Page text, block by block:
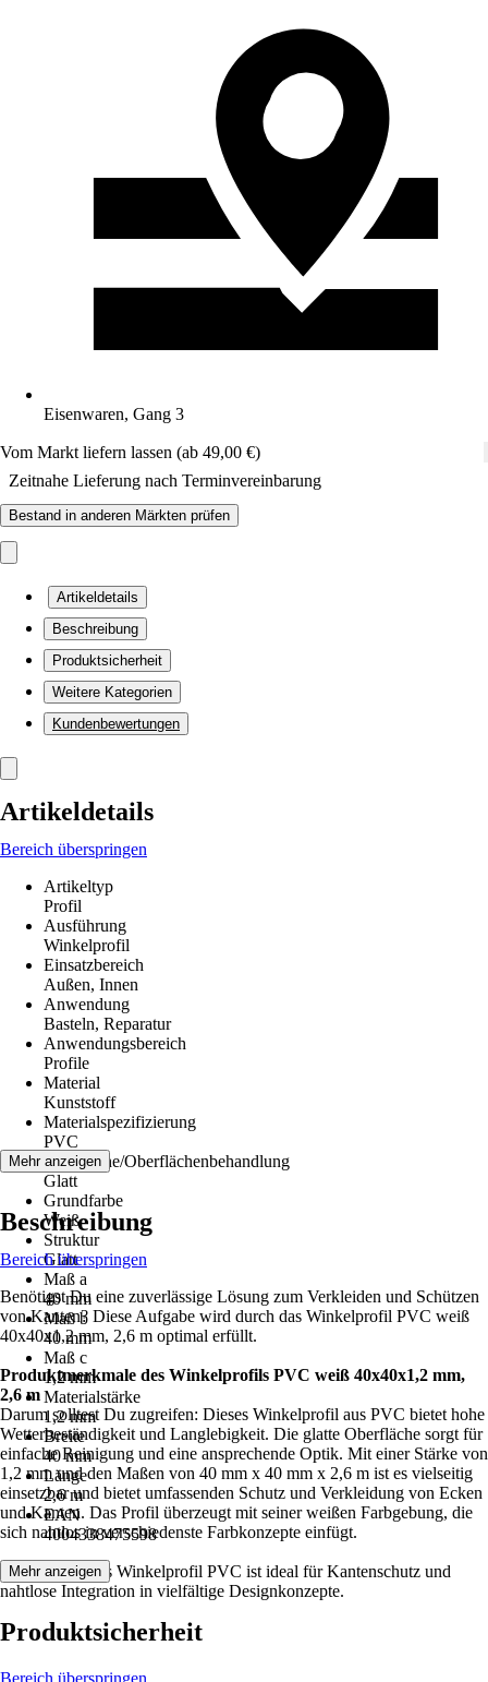
Eisenwaren, Gang 3
Vom Markt liefern lassen (ab 49,00 €)
Zeitnahe Lieferung nach Terminvereinbarung
Bestand in anderen Märkten prüfen
Artikeldetails
Beschreibung
Produktsicherheit
Weitere Kategorien
Kundenbewertungen
Artikeldetails
Bereich überspringen
Artikeltyp
Profil
Ausführung
Winkelprofil
Einsatzbereich
Außen, Innen
Anwendung
Basteln, Reparatur
Anwendungsbereich
Profile
Material
Kunststoff
Materialspezifizierung
PVC
Oberfläche/Oberflächenbehandlung
Glatt
Grundfarbe
Weiß
Struktur
Glatt
Maß a
40 mm
Maß b
40 mm
Maß c
1,2 mm
Materialstärke
1,2 mm
Breite
40 mm
Länge
2,6 m
EAN
4004338475598
Mehr anzeigen
Beschreibung
Bereich überspringen
Benötigst Du eine zuverlässige Lösung zum Verkleiden und Schützen
von Kanten? Diese Aufgabe wird durch das Winkelprofil PVC weiß
40x40x1,2 mm, 2,6 m optimal erfüllt.
Produktmerkmale des Winkelprofils PVC weiß 40x40x1,2 mm,
2,6 m
Darum solltest Du zugreifen: Dieses Winkelprofil aus PVC bietet hohe
Wetterbeständigkeit und Langlebigkeit. Die glatte Oberfläche sorgt für
einfache Reinigung und eine ansprechende Optik. Mit einer Stärke von
1,2 mm und den Maßen von 40 mm x 40 mm x 2,6 m ist es vielseitig
einsetzbar und bietet umfassenden Schutz und Verkleidung von Ecken
und Kanten. Das Profil überzeugt mit seiner weißen Farbgebung, die
sich nahtlos in verschiedenste Farbkonzepte einfügt.
Festgezurrt: Das Winkelprofil PVC ist ideal für Kantenschutz und
nahtlose Integration in vielfältige Designkonzepte.
Mehr anzeigen
Produktsicherheit
Bereich überspringen